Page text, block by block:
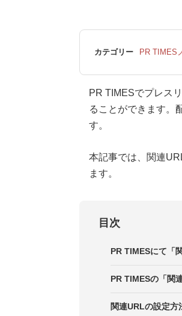
カテゴリー PR TIMES
PR TIMESでプレス
ることができます。
す。
本記事では、関連
ます。
目次
PR TIMESにて「
PR TIMESの「関
関連URLの設定方